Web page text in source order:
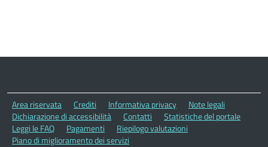
Area riservata Crediti Informativa privacy
Note legali
Dichiarazione di accessibilità
Contatti
Statistiche del portale
Leggi le FAQ
Pagamenti
Riepilogo valutazioni
Piano di miglioramento dei servizi